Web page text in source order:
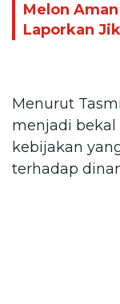
Melon
Laporkan
Menurut
menjadi
kebijakan
terhadap